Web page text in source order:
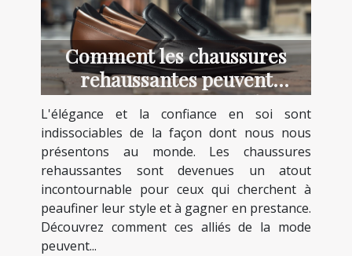
Comment les chaussures
rehaussantes peuvent
transformer votre style et
confiance
L'élégance et la confiance en soi sont
indissociables de la façon dont nous nous
présentons au monde. Les chaussures
rehaussantes sont devenues un atout
incontournable pour ceux qui cherchent à
peaufiner leur style et à gagner en prestance.
Découvrez comment ces alliés de la mode
peuvent...